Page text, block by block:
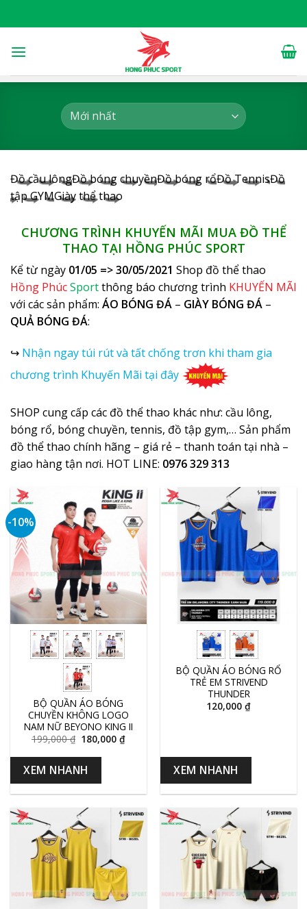
to
Đồ cầu lôngĐồ bóng chuyềnĐồ bóng rổĐồ TennisĐồ
tập GYMGiày thể thao
CHƯƠNG TRÌNH KHUYẾN MÃI MUA ĐỒ THỂ
THAO TẠI HỒNG PHÚC SPORT
Kể từ ngày 01/05 => 30/05/2021 Shop đồ thể thao
Hồng PhúcSportthông báo chương trình KHUYẾN MÃI
với các sản phẩm: ÁO BÓNG ĐÁ – GIÀY BÓNG ĐÁ –
QUẢ BÓNG ĐÁ:
↪ Nhận ngay túi rút và tất chống trơn khi tham gia
chương trình Khuyến Mãi tại đây
SHOP cung cấp các đồ thể thao khác như: cầu lông,
bóng rổ, bóng chuyền, tennis, đồ tập gym,… Sản phẩm
đồ thể thao chính hãng – giá rẻ – thanh toán tại nhà –
giao hàng tận nơi. HOT LINE: 0976 329 313
-10%
BỘ QUẦN ÁO BÓNG
CHUYỀN KHÔNG LOGO
NAM NỮ BEYONO KING II
199,000₫ 180,000₫
XEM NHANH
BỘ QUẦN ÁO BÓNG RỔ
TRẺ EM STRIVEND
THUNDER
120,000 ₫
XEM NHANH